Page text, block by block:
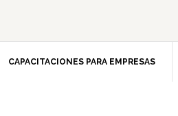
CAPACITACIONES PARA EMPRESAS